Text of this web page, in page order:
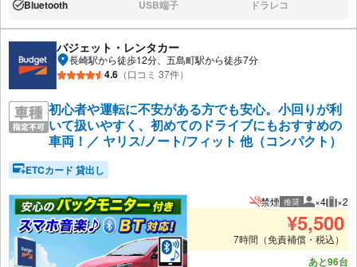
あり:Bluetooth なし:USB端子 なし:ドラレコ
バジェット・レンタカー
長崎駅から徒歩12分、五島町駅から徒歩7分
4.6 （口コミ 37件）
初心者や運転に不安がある方でも安心。小回りが利
いて扱いやすく、初めてのドライブにもおすすめの
車両！／ ヤリス/ノート/フィット 他（コンパクト）
ETCカード 貸出し
禁煙 推奨 推奨人数
×4 推
×2
¥5,500
7時間（免責補償・税込）
あと96台